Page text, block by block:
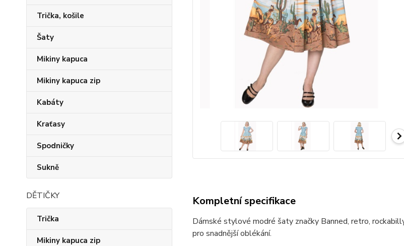
Trička, košile
Šaty
Mikiny kapuca
Mikiny kapuca zip
Kabáty
Kraťasy
Spodničky
Sukně
DĚTIČKY
Trička
Mikiny kapuca zip
Kompletní specifikace
Dámské stylové modré šaty značky Banned, retro,
pro snadnější oblékání.